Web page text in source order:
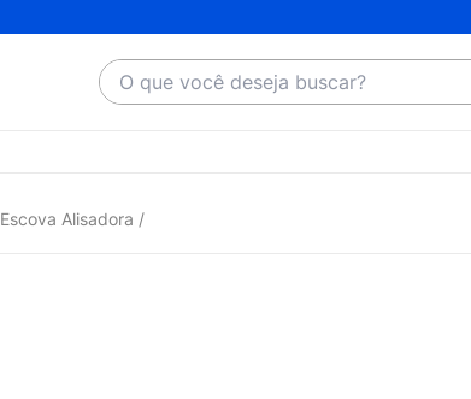
O que você deseja buscar?
Escova Alisadora